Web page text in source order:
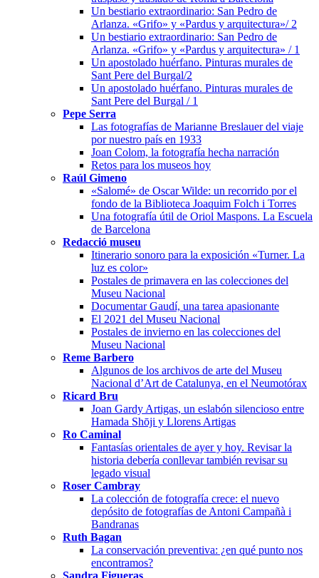
Un bestiario extraordinario: San Pedro de
Arlanza. «Grifo» y «Pardus y arquitectura»/ 2
Un bestiario extraordinario: San Pedro de
Arlanza. «Grifo» y «Pardus y arquitectura» / 1
Un apostolado huérfano. Pinturas murales de
Sant Pere del Burgal/2
Un apostolado huérfano. Pinturas murales de
Sant Pere del Burgal / 1
Pepe Serra
Las fotografías de Marianne Breslauer del viaje
por nuestro país en 1933
Joan Colom, la fotografía hecha narración
Retos para los museos hoy
Raúl Gimeno
«Salomé» de Oscar Wilde: un recorrido por el
fondo de la Biblioteca Joaquim Folch i Torres
Una fotografía útil de Oriol Maspons. La Escuela
de Barcelona
Redacció museu
Itinerario sonoro para la exposición «Turner. La
luz es color»
Postales de primavera en las colecciones del
Museu Nacional
Documentar Gaudí, una tarea apasionante
El 2021 del Museu Nacional
Postales de invierno en las colecciones del
Museu Nacional
Reme Barbero
Algunos de los archivos de arte del Museu
Nacional d’Art de Catalunya, en el Neumotórax
Ricard Bru
Joan Gardy Artigas, un eslabón silencioso entre
Hamada Shōji y Llorens Artigas
Ro Caminal
Fantasías orientales de ayer y hoy. Revisar la
historia debería conllevar también revisar su
legado visual
Roser Cambray
La colección de fotografía crece: el nuevo
depósito de fotografías de Antoni Campañà i
Bandranas
Ruth Bagan
La conservación preventiva: ¿en qué punto nos
encontramos?
Sandra Figueras